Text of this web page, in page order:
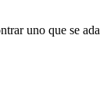
uno que se